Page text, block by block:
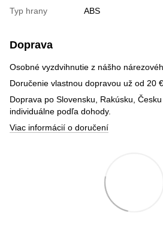
Typ hrany ABS
Doprava
Osobné vyzdvihnutie z nášho
Doručenie vlastnou dopravou už od 20
Doprava po Slovensku, Rakúsku,
individuálne podľa dohody.
Viac informácií o doručení